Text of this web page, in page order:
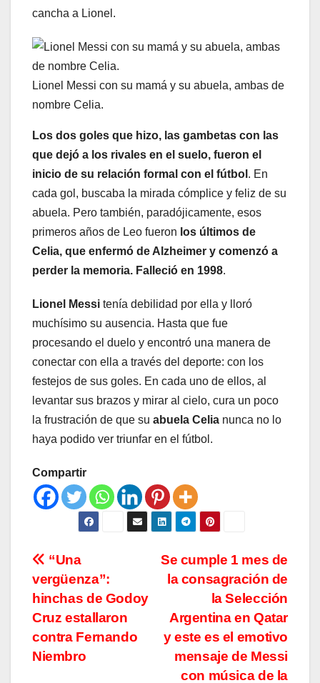
cancha a Lionel.
Lionel Messi con su mamá y su abuela, ambas de
nombre Celia.
Los dos goles que hizo, las gambetas con las
que dejó a los rivales en el suelo, fueron el
inicio de su relación formal con el fútbol . En
cada gol, buscaba la mirada cómplice y feliz de su
abuela. Pero también, paradójicamente, esos
primeros años de Leo fueron los últimos de
Celia, que enfermó de Alzheimer y comenzó a
perder la memoria. Falleció en 1998.
Lionel Messi tenía debilidad por ella y lloró
muchísimo su ausencia. Hasta que fue
procesando el duelo y encontró una manera de
conectar con ella a través del deporte: con los
festejos de sus goles. En cada uno de ellos, al
levantar sus brazos y mirar al cielo, cura un poco
la frustración de que su abuela Celia nunca no lo
haya podido ver triunfar en el fútbol.
Compartir
Navegación
de
entradas
Se cumple 1 mes de
la consagración de
la Selección
Argentina en Qatar
y este es el emotivo
mensaje de Messi
con música de la
“Una
vergüenza”:
hinchas de Godoy
Cruz estallaron
contra Fernando
Niembro